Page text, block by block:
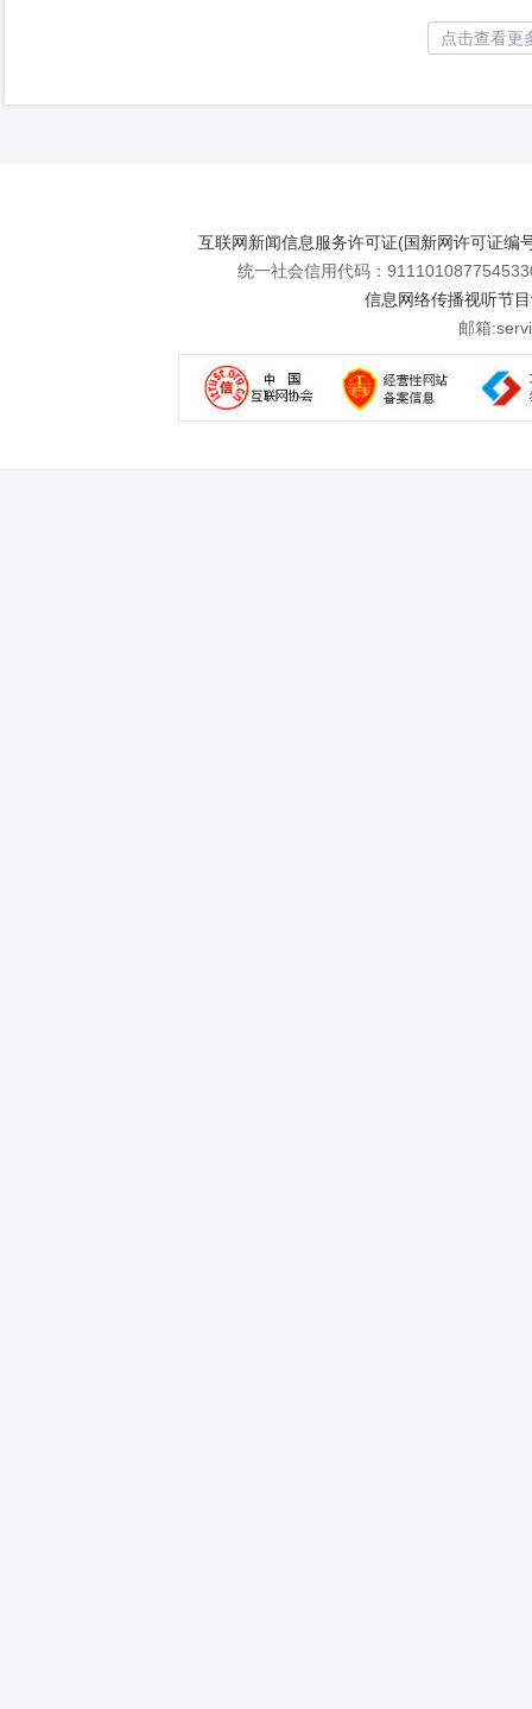
点击查看更
互联网新闻信息服务许可证(国新网许可证编
统一社会信用代码：
信息网络传播视听节
邮箱